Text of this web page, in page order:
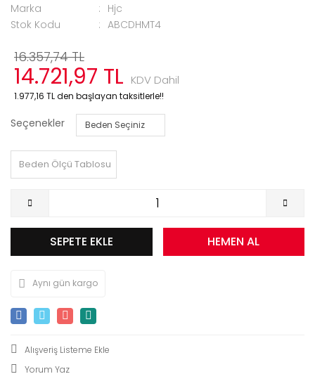
Marka
Hjc
Stok Kodu
ABCDHMT4
16.357,74 TL
14.721,97 TL KDV Dahil
1.977,16 TL den başlayan taksitlerle!!
Seçenekler
Beden Ölçü Tablosu
SEPETE EKLE HEMEN AL
Aynı gün kargo
Yorum Yaz